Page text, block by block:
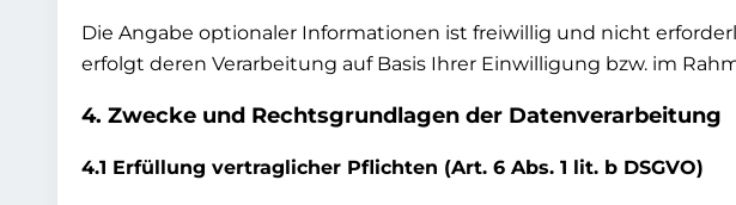
Die Angabe optionaler Informationen ist freiwillig und nicht
erfolgt deren Verarbeitung auf Basis Ihrer Einwilligung bzw. im
4. Zwecke und Rechtsgrundlagen der Datenverarbeitung
4.1 Erfüllung vertraglicher Pflichten (Art. 6 Abs. 1 lit. b DSGVO)